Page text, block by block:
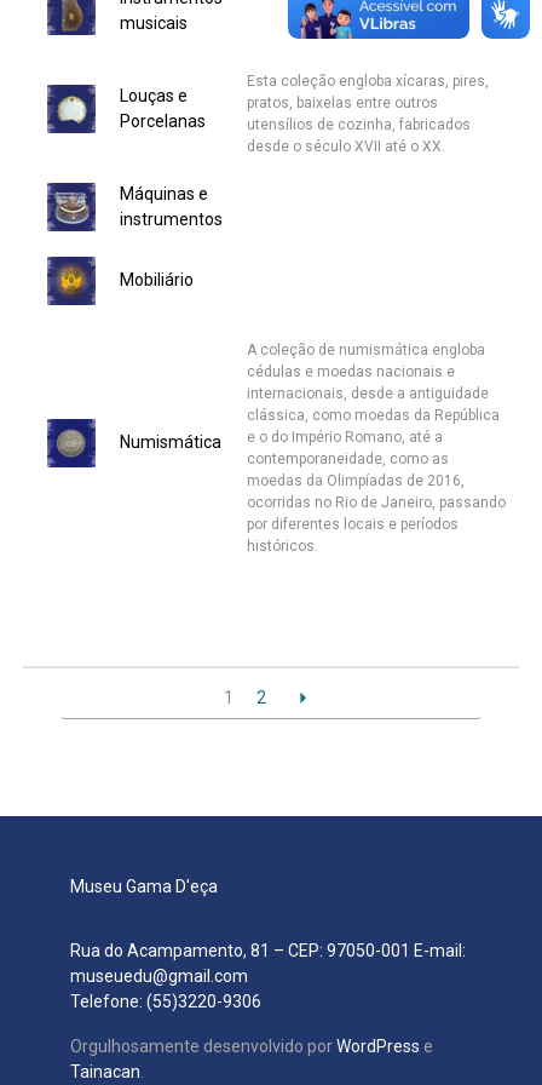
Secretaria de Governo
Gabinete de Segurança Institucional
Banco Central do Brasil
Planalto
musicais
Louças e
Porcelanas
Esta coleção engloba xícaras, pires,
pratos, baixelas entre outros
utensílios de cozinha, fabricados
desde o século XVII até o XX.
Máquinas e
instrumentos
Mobiliário
Numismática
A coleção de numismática engloba
cédulas e moedas nacionais e
internacionais, desde a antiguidade
clássica, como moedas da República
e o do Império Romano, até a
contemporaneidade, como as
moedas da Olimpíadas de 2016,
ocorridas no Rio de Janeiro, passando
por diferentes locais e períodos
históricos.
1 2
Museu Gama D'eça
Rua do Acampamento, 81 – CEP: 97050-001 E-mail:
museuedu@gmail.com
Telefone: (55)3220-9306
Orgulhosamente desenvolvido porWordPress e
Tainacan